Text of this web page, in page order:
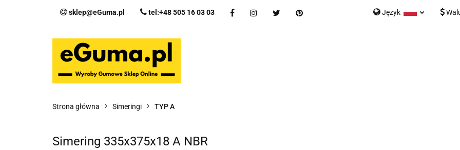
sklep@eGuma.pl tel:+48 505 16 03 03 Język
Kategorie Nowości Bestsellery Kontakt Formularz
Strona główna Simeringi TYP A
Simering 335x375x18 A NBR